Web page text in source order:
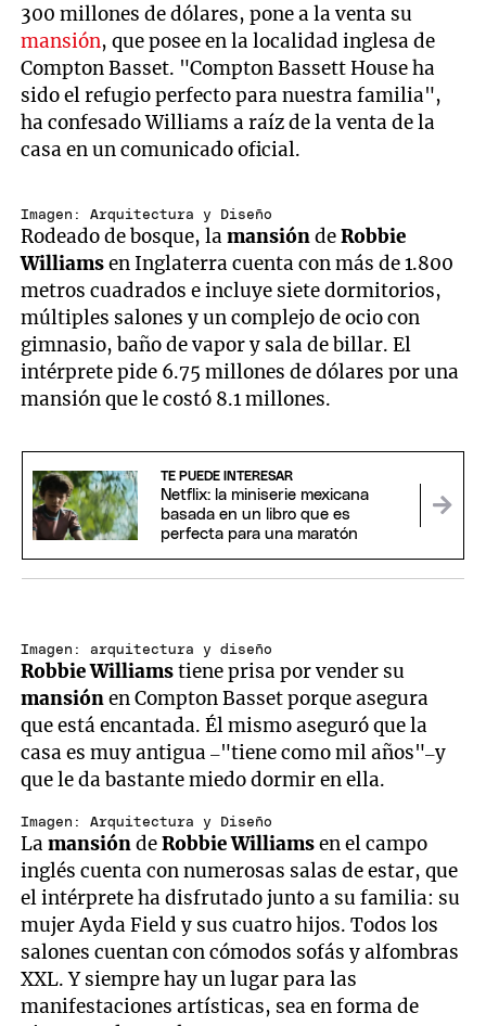
300 millones de dólares, pone a la venta su
mansión, que posee en la localidad inglesa de
Compton Basset. "Compton Bassett House ha
sido el refugio perfecto para nuestra familia",
ha confesado Williams a raíz de la venta de la
casa en un comunicado oficial.
Imagen: Arquitectura y Diseño
Rodeado de bosque, lamansióndeRobbie
Williamsen Inglaterra cuenta con más de 1.800
metros cuadrados e incluye siete dormitorios,
múltiples salones y un complejo de ocio con
gimnasio, baño de vapor y sala de billar. El
intérprete pide 6.75 millones de dólares por una
mansión que le costó 8.1 millones.
TE PUEDE INTERESAR
Netflix: la miniserie mexicana
basada en un libro que es
perfecta para una maratón
Imagen: arquitectura y diseño
Robbie Williamstiene prisa por vender su
mansiónen Compton Basset porque asegura
que está encantada. Él mismo aseguró que la
casa es muy antigua –"tiene como mil años"–y
que le da bastante miedo dormir en ella.
Imagen: Arquitectura y Diseño
LamansióndeRobbie Williamsen el campo
inglés cuenta con numerosas salas de estar, que
el intérprete ha disfrutado junto a su familia: su
mujer Ayda Field y sus cuatro hijos. Todos los
salones cuentan con cómodos sofás y alfombras
XXL. Y siempre hay un lugar para las
manifestaciones artísticas, sea en forma de